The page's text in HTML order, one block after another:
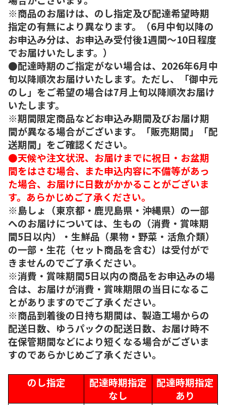
※商品のお届けは、のし指定及び配達希望時期
指定の有無により異なります。（6月中旬以降の
お申込み分は、お申込み受付後1週間～10日程度
でお届けいたします。）
●配達時期のご指定がない場合は、2026年6月中
旬以降順次お届けいたします。ただし、「御中元
のし」をご希望の場合は7月上旬以降順次お届け
いたします。
※期間限定商品などお申込み期間及びお届け期
間が異なる場合がございます。「販売期間」「配
送期間」をご確認ください。
●天候や注文状況、お届けまでに祝日・お盆期
間をはさむ場合、また申込内容に不備等があっ
た場合、お届けに日数がかかることがございま
す。あらかじめご了承ください。
※島しょ（東京都・鹿児島県・沖縄県）の一部
へのお届けについては、生もの（消費・賞味期
間5日以内）・生鮮品（果物・野菜・活魚介類）
の一部・生花（セット商品を含む）は受付がで
きませんのでご了承ください。
※消費・賞味期間5日以内の商品をお申込みの場
合は、お届けが消費・賞味期限の当日になるこ
とがありますのでご了承ください。
※商品到着後の日持ち期間は、製造工場からの
配送日数、ゆうパックの配送日数、お届け時不
在保管期間などにより短くなる場合がございま
すのであらかじめご了承ください。
のし指定
配達時期指定
なし
配達時期指定
あり